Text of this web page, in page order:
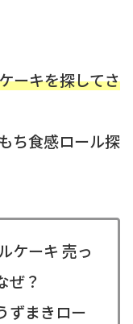
ーキを探してさ
ち食感ロール探
ケーキ 売っ
ぜ？
ずまきロー